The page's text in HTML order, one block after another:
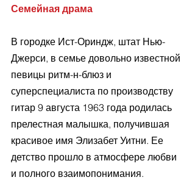
Семейная драма
В городке Ист-Ориндж, штат Нью-
Джерси, в семье довольно известной
певицы ритм-н-блюз и
суперспециалиста по производству
гитар 9 августа 1963 года родилась
прелестная малышка, получившая
красивое имя Элизабет Уитни. Ее
детство прошло в атмосфере любви
и полного взаимопонимания.